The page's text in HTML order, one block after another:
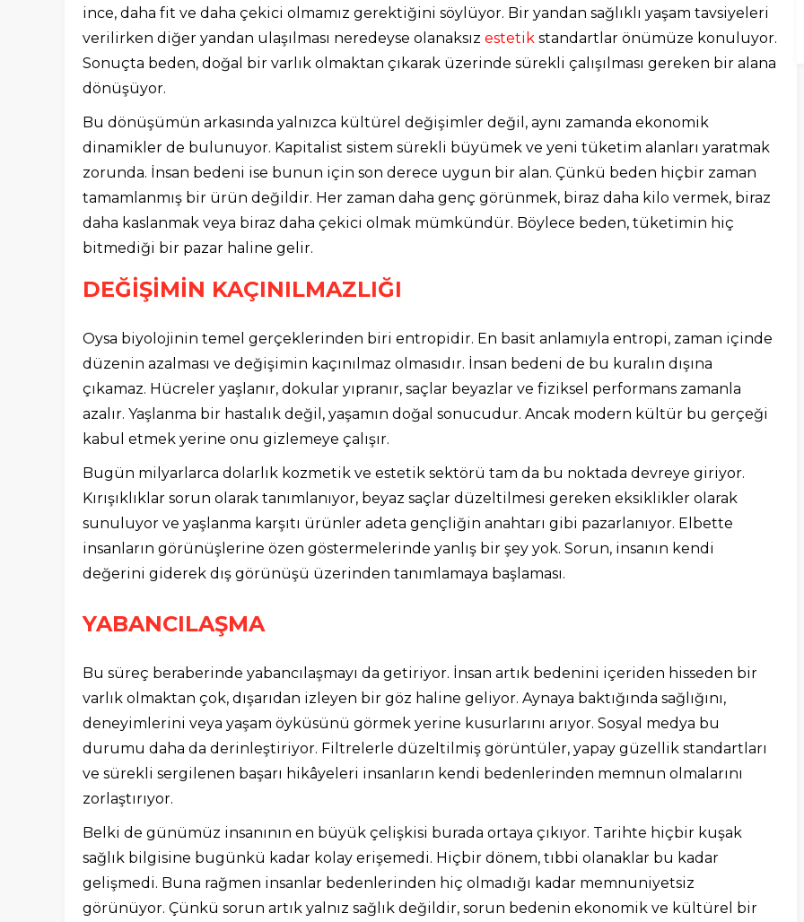
ince, daha fit ve daha çekici olmamız gerektiğini söylüyor. Bir yandan sağlıklı yaşam tavsiyeleri
verilirken diğer yandan ulaşılması neredeyse olanaksız estetik standartlar önümüze konuluyor.
Sonuçta beden, doğal bir varlık olmaktan çıkarak üzerinde sürekli çalışılması gereken bir alana
dönüşüyor.
Bu dönüşümün arkasında yalnızca kültürel değişimler değil, aynı zamanda ekonomik
dinamikler de bulunuyor. Kapitalist sistem sürekli büyümek ve yeni tüketim alanları yaratmak
zorunda. İnsan bedeni ise bunun için son derece uygun bir alan. Çünkü beden hiçbir zaman
tamamlanmış bir ürün değildir. Her zaman daha genç görünmek, biraz daha kilo vermek, biraz
daha kaslanmak veya biraz daha çekici olmak mümkündür. Böylece beden, tüketimin hiç
bitmediği bir pazar haline gelir.
DEĞİŞİMİN KAÇINILMAZLIĞI
Oysa biyolojinin temel gerçeklerinden biri entropidir. En basit anlamıyla entropi, zaman içinde
düzenin azalması ve değişimin kaçınılmaz olmasıdır. İnsan bedeni de bu kuralın dışına
çıkamaz. Hücreler yaşlanır, dokular yıpranır, saçlar beyazlar ve fiziksel performans zamanla
azalır. Yaşlanma bir hastalık değil, yaşamın doğal sonucudur. Ancak modern kültür bu gerçeği
kabul etmek yerine onu gizlemeye çalışır.
Bugün milyarlarca dolarlık kozmetik ve estetik sektörü tam da bu noktada devreye giriyor.
Kırışıklıklar sorun olarak tanımlanıyor, beyaz saçlar düzeltilmesi gereken eksiklikler olarak
sunuluyor ve yaşlanma karşıtı ürünler adeta gençliğin anahtarı gibi pazarlanıyor. Elbette
insanların görünüşlerine özen göstermelerinde yanlış bir şey yok. Sorun, insanın kendi
değerini giderek dış görünüşü üzerinden tanımlamaya başlaması.
YABANCILAŞMA
Bu süreç beraberinde yabancılaşmayı da getiriyor. İnsan artık bedenini içeriden hisseden bir
varlık olmaktan çok, dışarıdan izleyen bir göz haline geliyor. Aynaya baktığında sağlığını,
deneyimlerini veya yaşam öyküsünü görmek yerine kusurlarını arıyor. Sosyal medya bu
durumu daha da derinleştiriyor. Filtrelerle düzeltilmiş görüntüler, yapay güzellik standartları
ve sürekli sergilenen başarı hikâyeleri insanların kendi bedenlerinden memnun olmalarını
zorlaştırıyor.
Belki de günümüz insanının en büyük çelişkisi burada ortaya çıkıyor. Tarihte hiçbir kuşak
sağlık bilgisine bugünkü kadar kolay erişemedi. Hiçbir dönem, tıbbi olanaklar bu kadar
gelişmedi. Buna rağmen insanlar bedenlerinden hiç olmadığı kadar memnuniyetsiz
görünüyor. Çünkü sorun artık yalnız sağlık değildir, sorun bedenin ekonomik ve kültürel bir